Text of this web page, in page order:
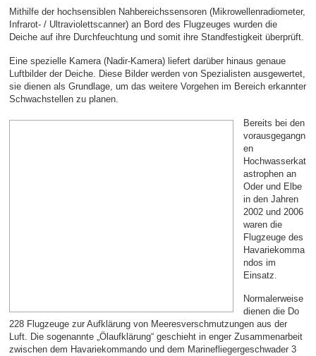
Mithilfe der hochsensiblen Nahbereichssensoren (Mikrowellenradiometer,
Infrarot- / Ultraviolettscanner) an Bord des Flugzeuges wurden die
Deiche auf ihre Durchfeuchtung und somit ihre Standfestigkeit überprüft.
Eine spezielle Kamera (Nadir-Kamera) liefert darüber hinaus genaue
Luftbilder der Deiche. Diese Bilder werden von Spezialisten ausgewertet,
sie dienen als Grundlage, um das weitere Vorgehen im Bereich erkannter
Schwachstellen zu planen.
Bereits bei den
vorausgegangn
en
Hochwasserkat
astrophen an
Oder und Elbe
in den Jahren
2002 und 2006
waren die
Flugzeuge des
Havariekomma
ndos im
Einsatz.
Normalerweise
dienen die Do
228 Flugzeuge zur Aufklärung von Meeresverschmutzungen aus der
Luft. Die sogenannte „Ölaufklärung“ geschieht in enger Zusammenarbeit
zwischen dem Havariekommando und dem Marinefliegergeschwader 3